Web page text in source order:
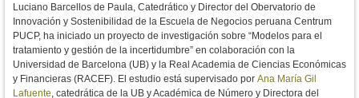
Luciano Barcellos de Paula, Catedrático y Director del Obervatorio de
Innovación y Sostenibilidad de la Escuela de Negocios peruana Centrum
PUCP, ha iniciado un proyecto de investigación sobre “Modelos para el
tratamiento y gestión de la incertidumbre” en colaboración con la
Universidad de Barcelona (UB) y la Real Academia de Ciencias Económicas
y Financieras (RACEF). El estudio está supervisado por Ana María Gil
Lafuente, catedrática de la UB y Académica de Número y Directora del